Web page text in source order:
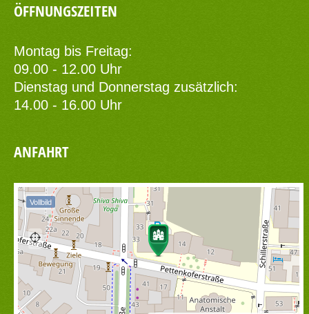
ÖFFNUNGSZEITEN
Montag bis Freitag:
09.00 - 12.00 Uhr
Dienstag und Donnerstag zusätzlich:
14.00 - 16.00 Uhr
ANFAHRT
Vollbild